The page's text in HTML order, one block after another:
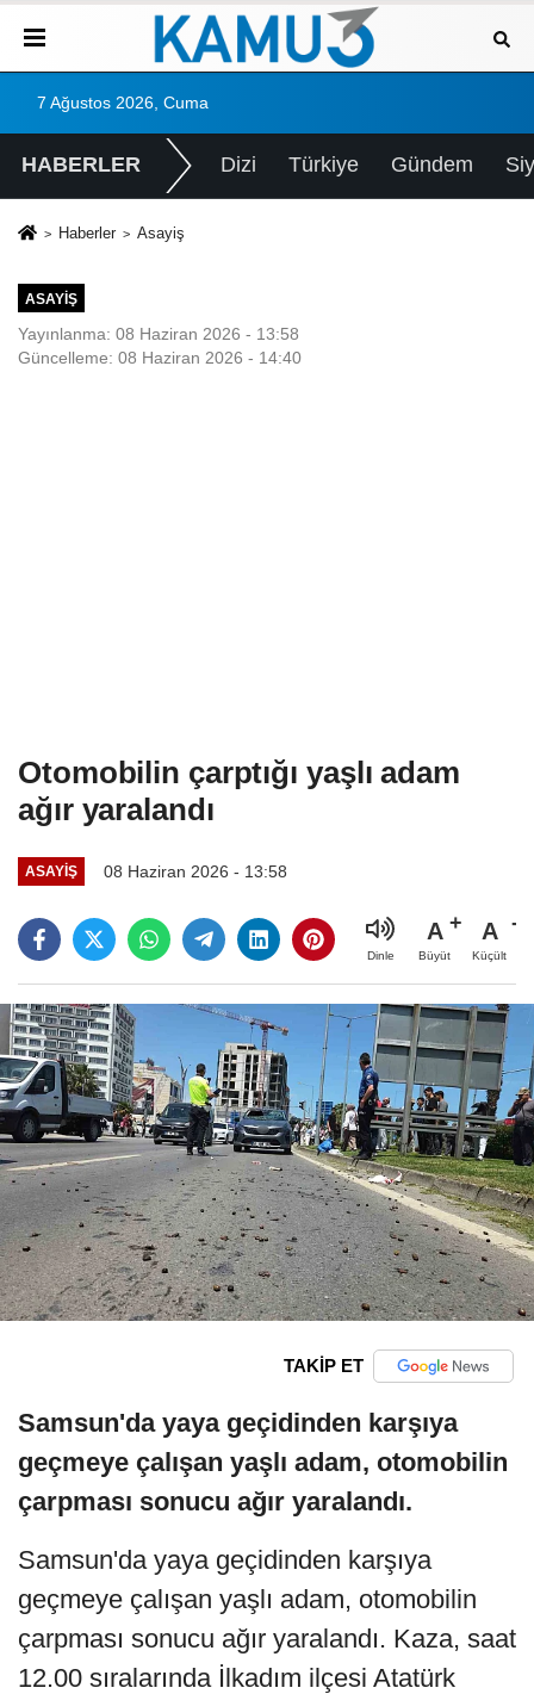
7 Ağustos 2026, Cuma
HABERLER Dizi Türkiye Gündem
Haberler Asayiş
ASAYIŞ
Yayınlanma: 08 Haziran 2026 - 13:58
Güncelleme: 08 Haziran 2026 - 14:40
Otomobilin çarptığı yaşlı adam
ağır yaralandı
ASAYIŞ 08 Haziran 2026 - 13:58
Dinle
A
Büyüt
A
Küçült
TAKİP ET
Samsun'da yaya geçidinden karşıya
geçmeye çalışan yaşlı adam, otomobilin
çarpması sonucu ağır yaralandı.
Samsun'da yaya geçidinden karşıya
geçmeye çalışan yaşlı adam, otomobilin
çarpması sonucu ağır yaralandı. Kaza, saat
12.00 sıralarında İlkadım ilçesi Atatürk